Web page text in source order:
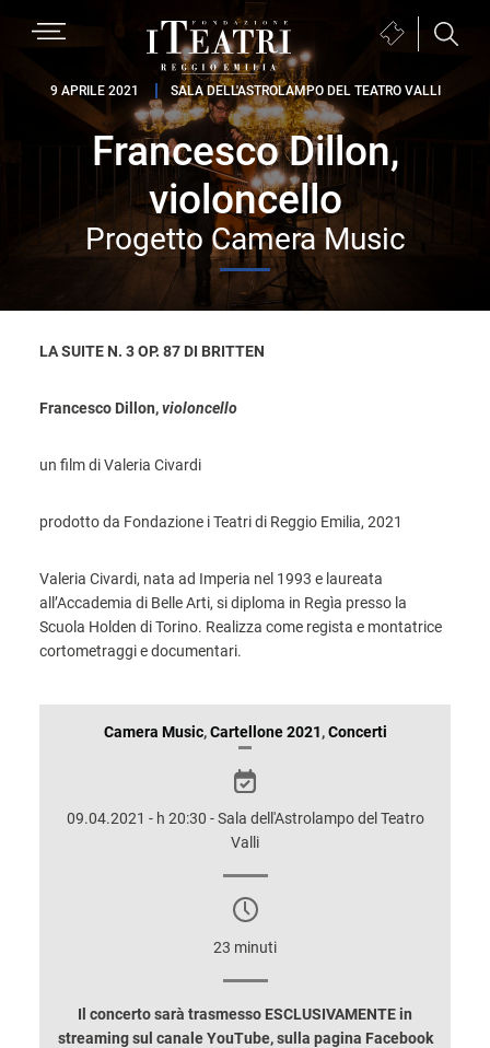
primaria
principale
Fondazione
I
Teatri
Reggio
Emilia
Biglietteria
apre
in
9 APRILE 2021 SALA DELL'ASTROLAMPO DEL TEATRO VALLI
Francesco Dillon,
violoncello
Progetto Camera Music
LA SUITE N. 3 OP. 87 DI BRITTEN
Francesco Dillon,violoncello
un film di Valeria Civardi
prodotto da Fondazione i Teatri di Reggio Emilia, 2021
Valeria Civardi, nata ad Imperia nel 1993 e laureata
all’Accademia di Belle Arti, si diploma in Regìa presso la
Scuola Holden di Torino. Realizza come regista e montatrice
cortometraggi e documentari.
INFORMAZIONI
Camera Music,Cartellone 2021,Concerti
09.04.2021 - h 20:30 - Sala dell'Astrolampo del Teatro
Valli
23 minuti
Il concerto sarà trasmesso ESCLUSIVAMENTE in
streaming sul canale YouTube, sulla pagina Facebook